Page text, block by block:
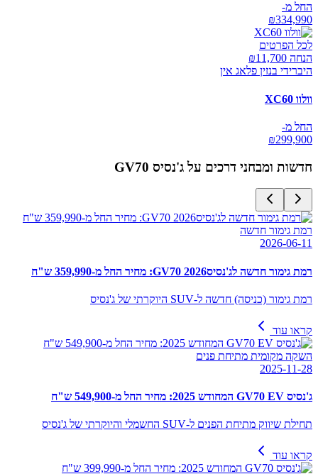
החל מ-
₪334,990
לכל הפרטים
הנחה ₪ 11,700
היברידי בנזין פלאג אין
וולוו XC60
החל מ-
₪299,900
חדשות ומבחני דרכים עלג'נסיס GV70
רמת גימור חדשה
2026-06-11
רמת גימור חדשה לג'נסיסGV70 2026: מחיר החל מ-359,990 ש"ח
רמת גימור (כניסה) חדשה ל-SUV היוקרתי של ג'נסיס
קראו עוד
השקה מקומית מתיחת פנים
2025-11-28
ג'נסיס GV70 EV המחודש 2025: מחיר החל מ-549,900 ש"ח
תחילת שיווק מתיחת הפנים ל-SUV החשמלי והיוקרתי של ג'נסיס
קראו עוד